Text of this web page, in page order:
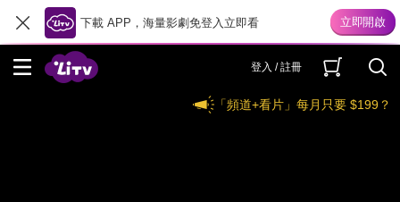
下載 APP，海量影劇免登入立即看
登入 / 註冊
「頻道+看片」每月只要 $199？